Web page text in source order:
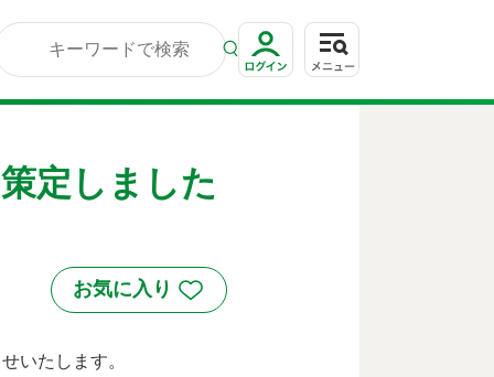
定しました
いたします。